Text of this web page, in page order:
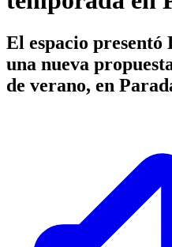
El espacio presentó
una nueva
de verano, en